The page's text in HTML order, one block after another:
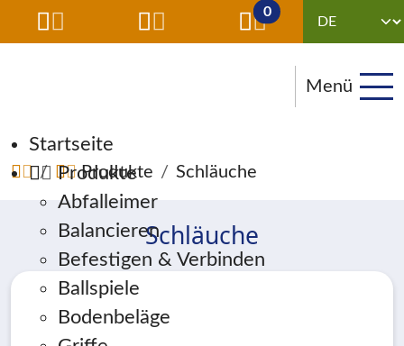
0
Menü
Navigation überspringen
Startseite
Produkte
Abfalleimer
Balancieren
Befestigen & Verbinden
Ballspiele
Bodenbeläge
Produkte Schläuche
Schläuche